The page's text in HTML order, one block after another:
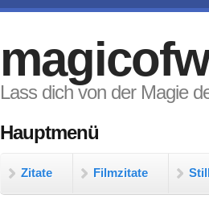
Lass dich von der Magie
Hauptmenü
Zitate Filmzitate